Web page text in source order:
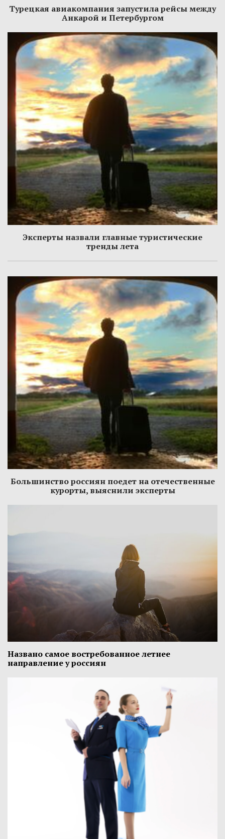
Турецкая авиакомпания запустила рейсы между
Анкарой и Петербургом
Эксперты назвали главные туристические
тренды лета
Большинство россиян поедет на отечественные
курорты, выяснили эксперты
Названо самое востребованное летнее
направление у россиян